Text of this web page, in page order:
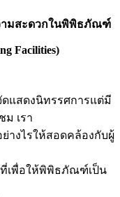
Facilities)
ม เรา
งไรให้สอดคล้องกับผู้
เพื่อให้พิพิธภัณฑ์เป็น
ๆ